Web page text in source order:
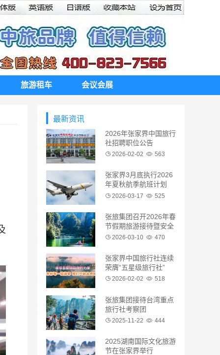
旅游租车 会议会展
最新资讯
2026年张家界中国旅行
社招聘职位公告
2026-02-02 563
张家界3月底执行2026
年夏秋航季航班计划
2026-03-17 525
张旅集团召开2026年春
节假期旅游接待暨安全
生产工作复盘会
2026-03-10 470
张家界中国旅行社连续
荣膺“五星级旅行社”
2026-02-02 518
张旅集团接待台湾重点
旅行社考察团
2025-11-22 444
2025湖南国际文化旅游
节在张家界举行